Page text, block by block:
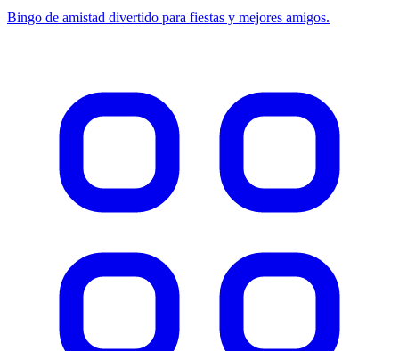
Bingo de amistad divertido para fiestas y mejores amigos.